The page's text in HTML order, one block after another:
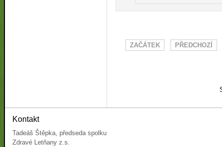
ZAČÁTEK PŘEDCHOZÍ
Kontakt
Tadeáš Štěpka, předseda spolku
Zdravé Letňany z.s.